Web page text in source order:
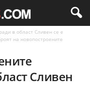
в област Сливен се е
на новопостроените
Сливен